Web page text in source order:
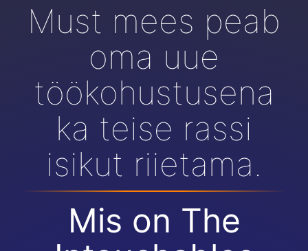
Must mees peab
oma uue
töökohustusena
ka teise rassi
isikut riietama.
Mis on The